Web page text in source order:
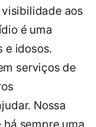
aos
é uma
e idosos.
serviços de
Nossa